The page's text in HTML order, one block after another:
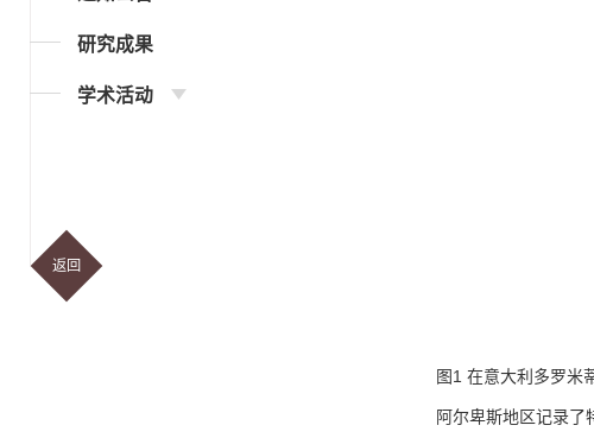
研究成果
学术活动
返回
图1 在意大利多罗米
阿尔卑斯地区记录